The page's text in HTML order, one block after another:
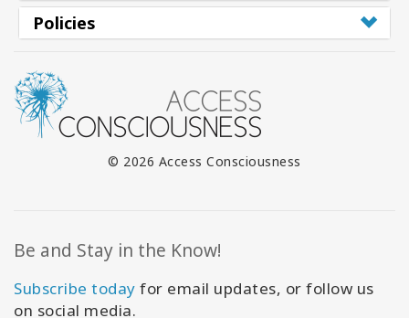
Policies
© 2026 Access Consciousness
Be and Stay in the Know!
Subscribe today for email updates, or follow us
on social media.